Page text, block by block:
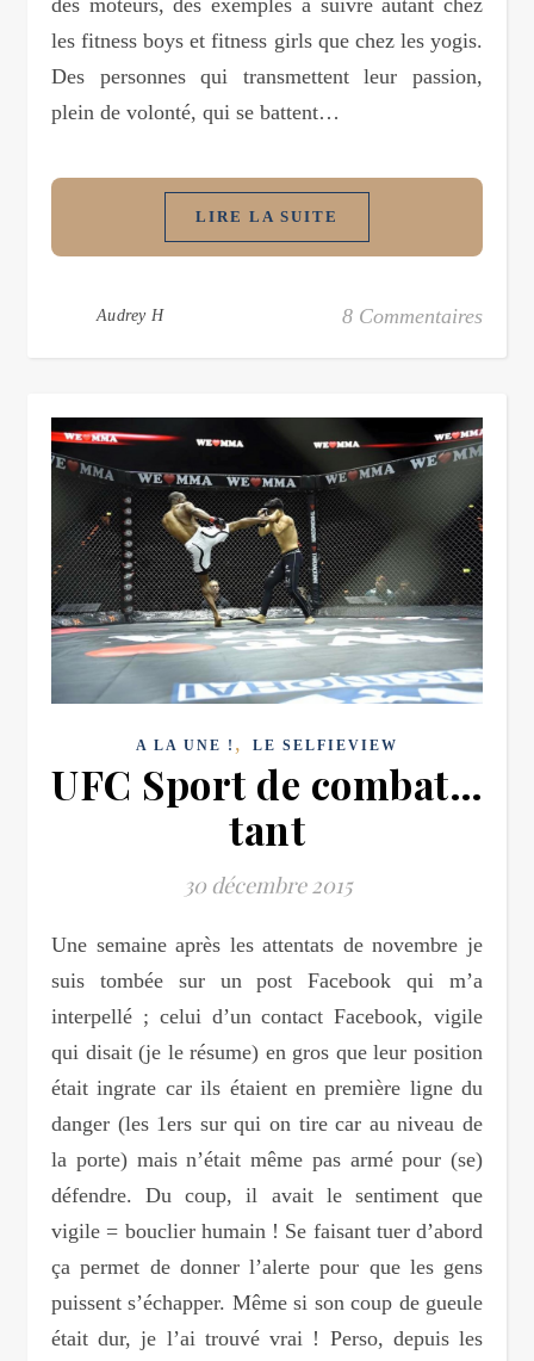
les fitness boys et fitness girls que chez les yogis.
Des personnes qui transmettent leur passion,
plein de volonté, qui se battent…
LIRE LA SUITE
Audrey H 8 Commentaires
A LA UNE ! , LE SELFIEVIEW
UFC Sport de combat…
tant
30 décembre 2015
Une semaine après les attentats de novembre je
suis tombée sur un post Facebook qui m’a
interpellé ; celui d’un contact Facebook, vigile
qui disait (je le résume) en gros que leur position
était ingrate car ils étaient en première ligne du
danger (les 1ers sur qui on tire car au niveau de
la porte) mais n’était même pas armé pour (se)
défendre. Du coup, il avait le sentiment que
vigile = bouclier humain ! Se faisant tuer d’abord
ça permet de donner l’alerte pour que les gens
puissent s’échapper. Même si son coup de gueule
était dur, je l’ai trouvé vrai ! Perso, depuis les